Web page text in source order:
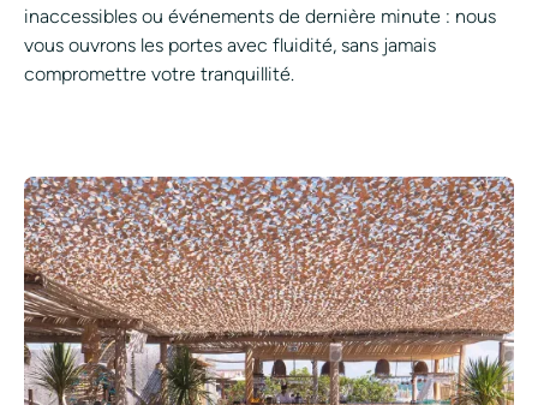
inaccessibles ou événements de dernière minute : nous
vous ouvrons les portes avec fluidité, sans jamais
compromettre votre tranquillité.